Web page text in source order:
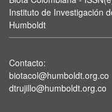
Instituto de Investigación
Humboldt
Contacto:
biotacol@humboldt.org.co
dtrujillo@humboldt.org.co